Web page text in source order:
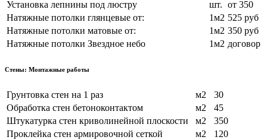
Установка лепнины под люстру
шт. от 350
Натяжные потолки глянцевые от:
1м2 525 руб
Натяжные потолки матовые от:
1м2 350 руб
Натяжные потолки Звездное небо
1м2 договор
Стены: Монтажные работы
Грунтовка стен на 1 раз м2
30
Обработка стен бетоноконтактом
м2
45
Штукатурка стен криволинейной плоскости
м2
350
Проклейка стен армировочной сеткой
м2
120